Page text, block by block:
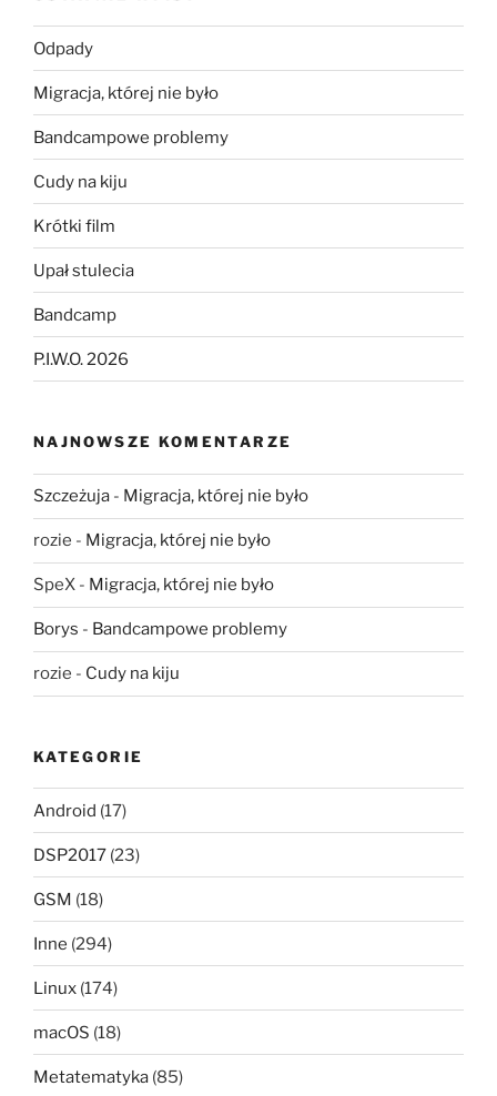
Odpady
Migracja, której nie było
Bandcampowe problemy
Cudy na kiju
Krótki film
Upał stulecia
Bandcamp
P.I.W.O. 2026
NAJNOWSZE KOMENTARZE
Szczeżuja - Migracja, której nie było
rozie - Migracja, której nie było
SpeX - Migracja, której nie było
Borys - Bandcampowe problemy
rozie - Cudy na kiju
KATEGORIE
Android (17)
DSP2017 (23)
GSM (18)
Inne (294)
Linux (174)
macOS (18)
Metatematyka (85)